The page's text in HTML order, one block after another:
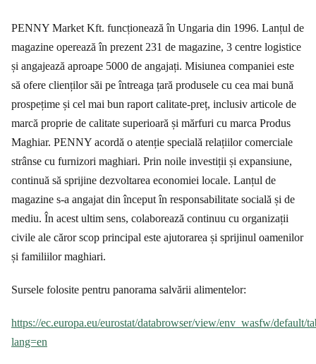
PENNY Market Kft. funcționează în Ungaria din 1996. Lanțul de
magazine operează în prezent 231 de magazine, 3 centre logistice
și angajează aproape 5000 de angajați. Misiunea companiei este
să ofere clienților săi pe întreaga țară produsele cu cea mai bună
prospețime și cel mai bun raport calitate-preț, inclusiv articole de
marcă proprie de calitate superioară și mărfuri cu marca Produs
Maghiar. PENNY acordă o atenție specială relațiilor comerciale
strânse cu furnizori maghiari. Prin noile investiții și expansiune,
continuă să sprijine dezvoltarea economiei locale. Lanțul de
magazine s-a angajat din început în responsabilitate socială și de
mediu. În acest ultim sens, colaborează continuu cu organizații
civile ale căror scop principal este ajutorarea și sprijinul oamenilor
și familiilor maghiari.
Sursele folosite pentru panorama salvării alimentelor:
https://ec.europa.eu/eurostat/databrowser/view/env_wasfw/default/
lang=en